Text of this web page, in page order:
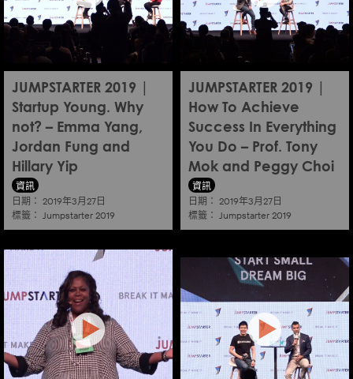
JUMPSTARTER 2019 |
Startup Young. Why
not? – Emma Yang,
Jordan Fung and
Hillary Yip
資訊
日期： 2019年3月27日
標籤： Jumpstarter 2019
JUMPSTARTER 2019 |
How To Achieve
Success In Everything
You Do – Prof. Tony
Mok and Peggy Choi
資訊
日期： 2019年3月27日
標籤： Jumpstarter 2019